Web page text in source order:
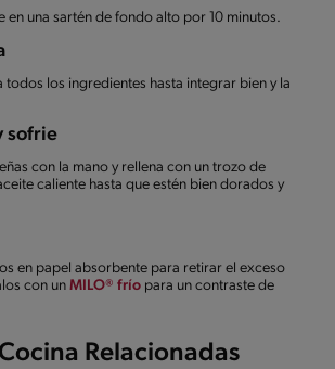
en una sartén de fondo alto por 10 minutos.
todos los ingredientes hasta integrar bien y la
sofrie
con la mano y rellena con un trozo de
caliente hasta que estén bien dorados y
en papel absorbente para retirar el exceso
con un MILO® frío para un contraste de
Relacionadas